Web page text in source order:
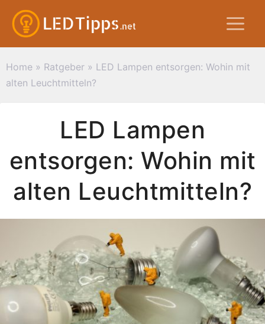
Zum
Inhalt
springen
Home » Ratgeber » LED Lampen entsorgen: Wohin mit
alten Leuchtmitteln?
LED Lampen
entsorgen: Wohin mit
alten Leuchtmitteln?